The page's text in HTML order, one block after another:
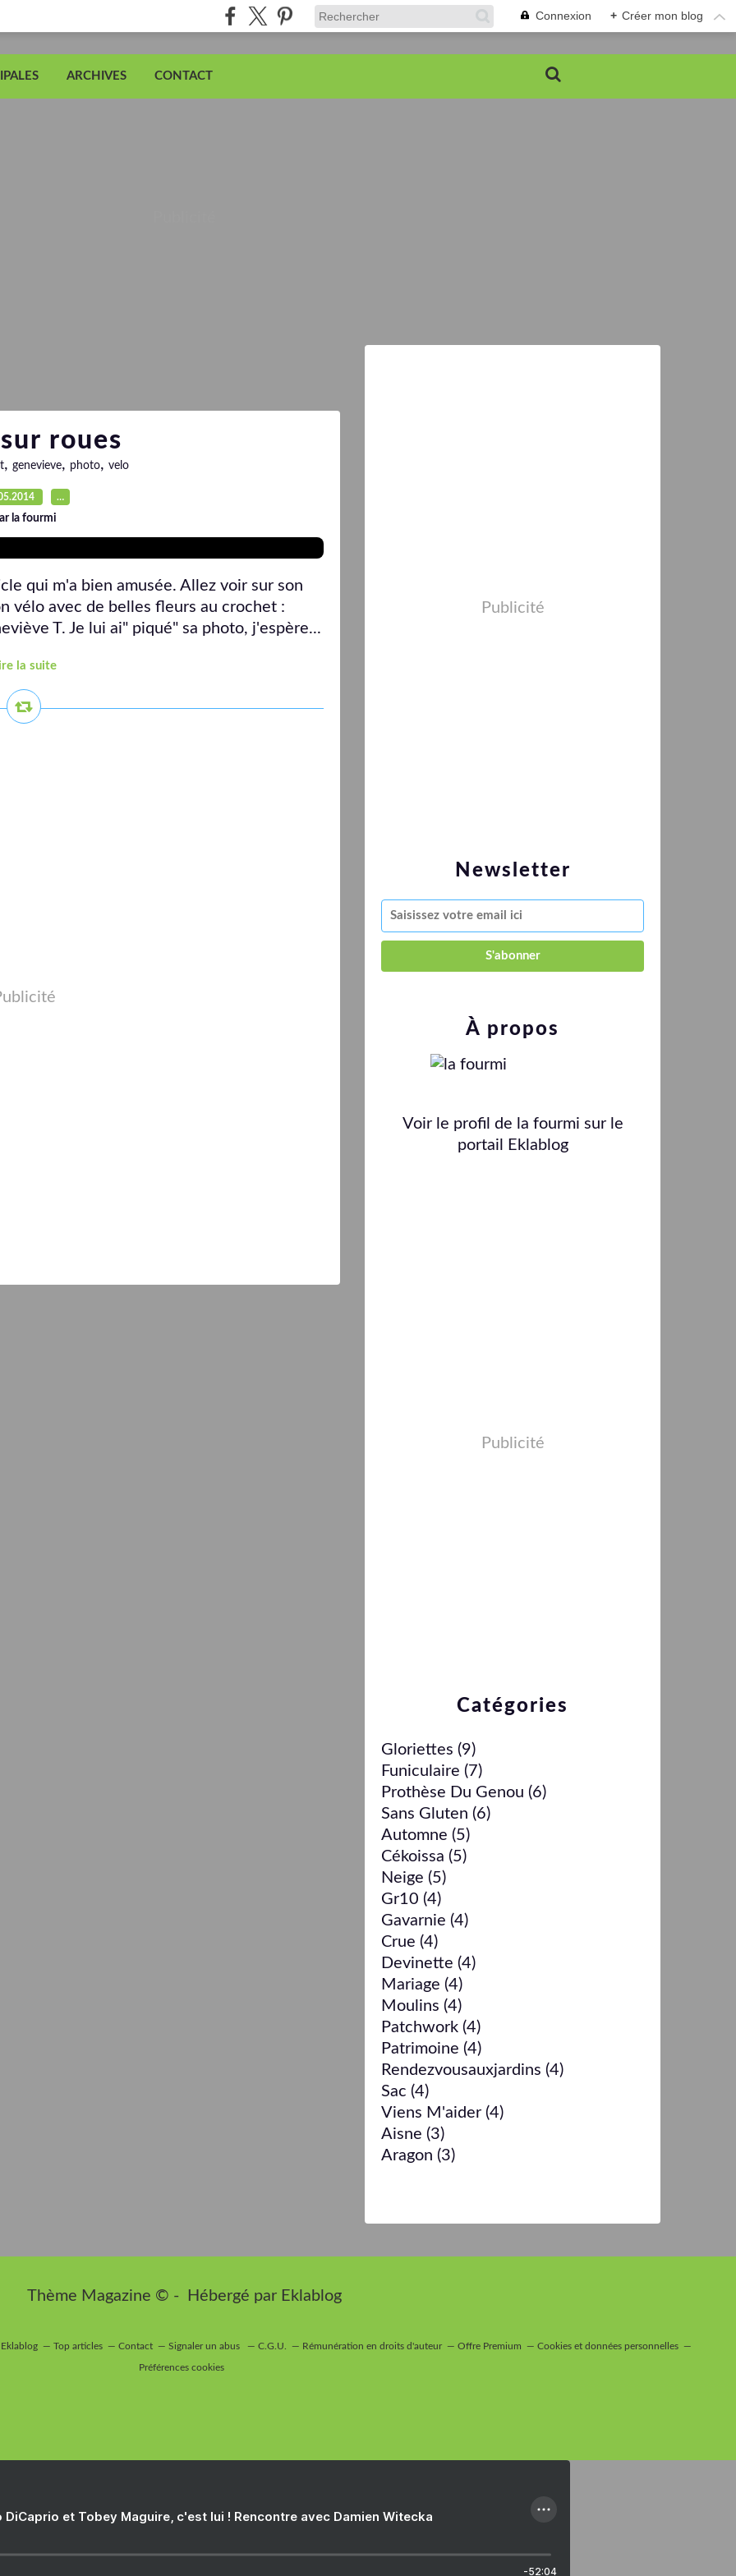
Connexion + Créer mon blog
ARCHIVES CONTACT
roues
, genevieve, photo, velo
…
la fourmi
qui m'a bien amusée. Allez voir sur son
vélo avec de belles fleurs au crochet :
T. Je lui ai" piqué" sa photo, j'espère...
la suite
Newsletter
Publicité
Catégories
Gloriettes (9)
Funiculaire (7)
Prothèse Du Genou (6)
Sans Gluten (6)
Automne (5)
Cékoissa (5)
Neige (5)
Gr10 (4)
Gavarnie (4)
Crue (4)
Devinette (4)
Mariage (4)
Moulins (4)
Patchwork (4)
Patrimoine (4)
Rendezvousauxjardins (4)
Sac (4)
Viens M'aider (4)
Aisne (3)
Aragon (3)
À propos
Voir le profil de la fourmi sur le
portail Eklablog
Publicité
Thème Magazine © - Hébergé par Eklablog
Top articles Contact Signaler un abus C.G.U. Rémunération en droits d'auteur Offre Premium Cookies et données personnelles
Préférences cookies
DiCaprio et Tobey Maguire, c'est lui ! Rencontre avec Damien Witecka
-52:04